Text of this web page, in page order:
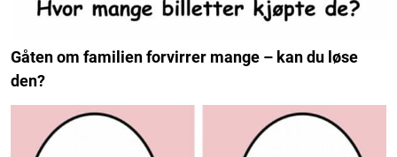
Gåten om familien forvirrer mange – kan du løse
den?